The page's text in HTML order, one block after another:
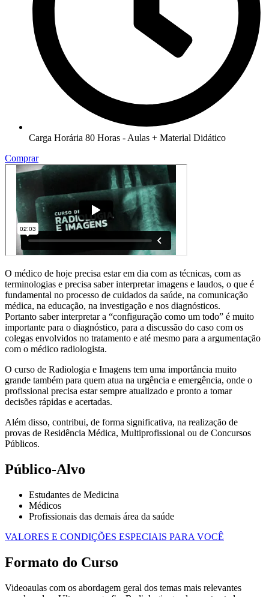
Carga Horária 80 Horas - Aulas + Material Didático
Comprar
O médico de hoje precisa estar em dia com as técnicas, com as
terminologias e precisa saber interpretar imagens e laudos, o que é
fundamental no processo de cuidados da saúde, na comunicação
médica, na educação, na investigação e nos diagnósticos.
Portanto saber interpretar a “configuração como um todo” é muito
importante para o diagnóstico, para a discussão do caso com os
colegas envolvidos no tratamento e até mesmo para a argumentação
com o médico radiologista.
O curso de Radiologia e Imagens tem uma importância muito
grande também para quem atua na urgência e emergência, onde o
profissional precisa estar sempre atualizado e pronto a tomar
decisões rápidas e acertadas.
Além disso, contribui, de forma significativa, na realização de
provas de Residência Médica, Multiprofissional ou de Concursos
Públicos.
Público-Alvo
Estudantes de Medicina
Médicos
Profissionais das demais área da saúde
VALORES E CONDIÇÕES ESPECIAIS PARA VOCÊ
Formato do Curso
Videoaulas com os abordagem geral dos temas mais relevantes